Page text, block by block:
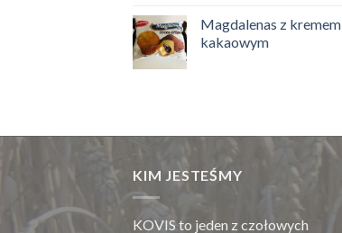
Magdalenas z kremem
kakaowym
KIM JESTEŚMY
KOVIS to jeden z czołowych